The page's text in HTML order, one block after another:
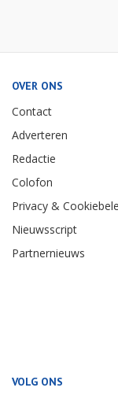
OVER ONS
Contact
Adverteren
Redactie
Colofon
Privacy &
Nieuwsscript
Partnernieuws
VOLG ONS